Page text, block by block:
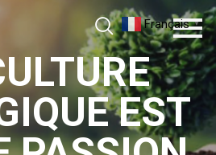
EST
Français ▼